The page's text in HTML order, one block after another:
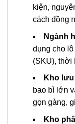
kiện,
cách đồng
Ngành
dụng cho
(SKU), thời
Kho
bao bì lớn
gọn gàng,
Kho